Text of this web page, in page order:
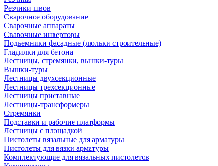
Резчики швов
Сварочное оборудование
Сварочные аппараты
Сварочные инверторы
Подъемники фасадные (люльки строительные)
Гладилки для бетона
Лестницы, стремянки, вышки-туры
Вышки-туры
Лестницы двухсекционные
Лестницы трехсекционные
Лестницы приставные
Лестницы-трансформеры
Стремянки
Подставки и рабочие платформы
Лестницы с площадкой
Пистолеты вязальные для арматуры
Пистолеты для вязки арматуры
Комплектующие для вязальных пистолетов